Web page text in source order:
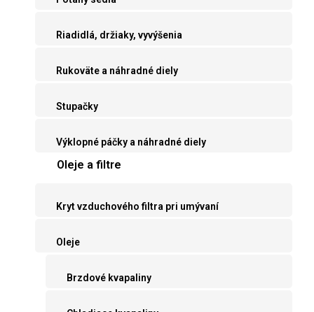
Riadidlá, držiaky, vyvýšenia
Rukoväte a náhradné diely
Stupačky
Výklopné páčky a náhradné diely
Oleje a filtre
Kryt vzduchového filtra pri umývaní
Oleje
Brzdové kvapaliny